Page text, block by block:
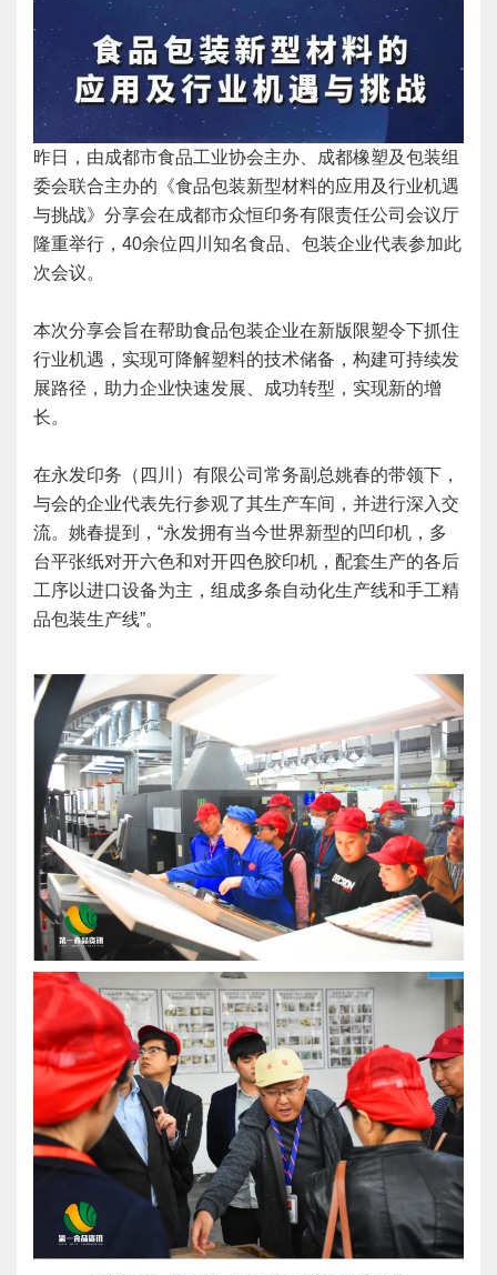
昨日，由成都市食品工业协会主办、成都橡塑及包装组
委会联合主办的《食品包装新型材料的应用及行业机遇
与挑战》分享会在成都市众恒印务有限责任公司会议厅
隆重举行，40余位四川知名食品、包装企业代表参加此
次会议。
本次分享会旨在帮助食品包装企业在新版限塑令下抓住
行业机遇，实现可降解塑料的技术储备，构建可持续发
展路径，助力企业快速发展、成功转型，实现新的增
长。
在永发印务（四川）有限公司常务副总姚春的带领下，
与会的企业代表先行参观了其生产车间，并进行深入交
流。姚春提到，“永发拥有当今世界新型的凹印机，多
台平张纸对开六色和对开四色胶印机，配套生产的各后
工序以进口设备为主，组成多条自动化生产线和手工精
品包装生产线”。